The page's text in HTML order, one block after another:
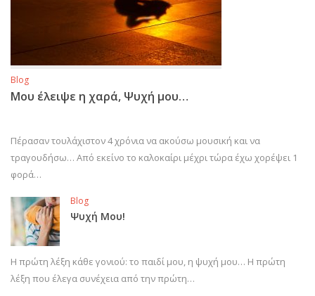
Blog
Μου έλειψε η χαρά, Ψυχή μου…
Πέρασαν τουλάχιστον 4 χρόνια να ακούσω μουσική και να
τραγουδήσω… Από εκείνο το καλοκαίρι μέχρι τώρα έχω χορέψει 1
φορά…
Blog
Ψυχή Μου!
Η πρώτη λέξη κάθε γονιού: το παιδί μου, η ψυχή μου… Η πρώτη
λέξη που έλεγα συνέχεια από την πρώτη…